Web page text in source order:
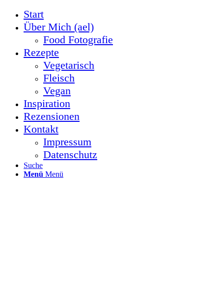
Start
Über Mich (ael)
Food Fotografie
Rezepte
Vegetarisch
Fleisch
Vegan
Inspiration
Rezensionen
Kontakt
Impressum
Datenschutz
Suche
Menü Menü